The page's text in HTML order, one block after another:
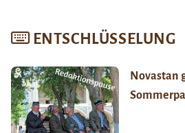
ENTSCHLÜSSELUNG
Novastan